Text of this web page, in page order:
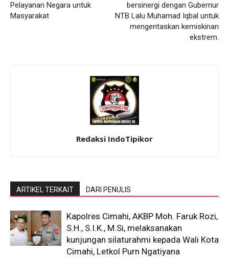
Pelayanan Negara untuk
Masyarakat
bersinergi dengan Gubernur
NTB Lalu Muhamad Iqbal untuk
mengentaskan kemiskinan
ekstrem.
Redaksi IndoTipikor
ARTIKEL TERKAIT DARI PENULIS
Kapolres Cimahi, AKBP Moh. Faruk Rozi,
S.H., S.I.K., M.Si, melaksanakan
kunjungan silaturahmi kepada Wali Kota
Cimahi, Letkol Purn Ngatiyana